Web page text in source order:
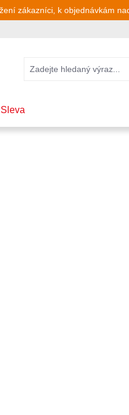
zákazníci, k objednávkám